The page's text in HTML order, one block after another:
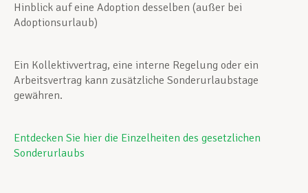
Hinblick auf eine Adoption desselben (außer bei
Adoptionsurlaub)
Ein Kollektivvertrag, eine interne Regelung oder ein
Arbeitsvertrag kann zusätzliche Sonderurlaubstage
gewähren.
Entdecken Sie hier die Einzelheiten des gesetzlichen
Sonderurlaubs